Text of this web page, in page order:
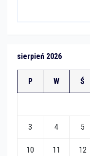
sierpień 2026
P W Ś
3 4 5
10 11 12